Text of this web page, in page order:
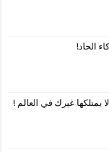
الحاد!
غيرك في العالم !